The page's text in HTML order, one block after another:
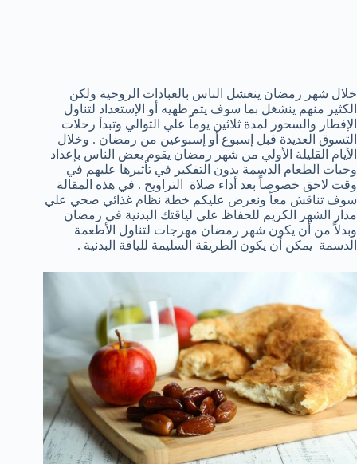
خلال شهر رمضان ينغشل الناس بالعبادات الروحية ولكن
الكثير منهم ينشغل بما سوف يتم طهيه أو الإستعداد لتناول
الإفطار والسحور لمدة ثلاثين يوماً علي التوالي وتبدأ رحلات
التسوق العديدة قبل إسبوع أو إسبوعين من رمضان . وخلال
الأيام القليلة الأولي من شهر رمضان يقوم بعض الناس بإعداد
وجبات الطعام الدسمة بدون التفكير في تأثيرها عليهم في
وقت لاحق خصوصاً بعد أداء صلاة التراويح . في هذه المقالة
سوف تناقش معاً ونعرض عليكم خطة نظام غذائي صحي علي
مدار الشهر الكريم للحفاظ علي لياقتك البدنية في رمضان
وبدلاً من أن يكون شهر رمضان مهرجات لتناول الأطعمة
الدسمة يمكن أن يكون الطريقة السليمة للياقة البدنية .